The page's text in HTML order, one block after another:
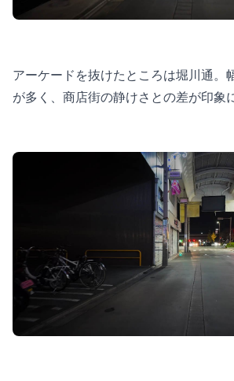
アーケードを抜けたところは堀川通。
が多く、商店街の静けさとの差が印象